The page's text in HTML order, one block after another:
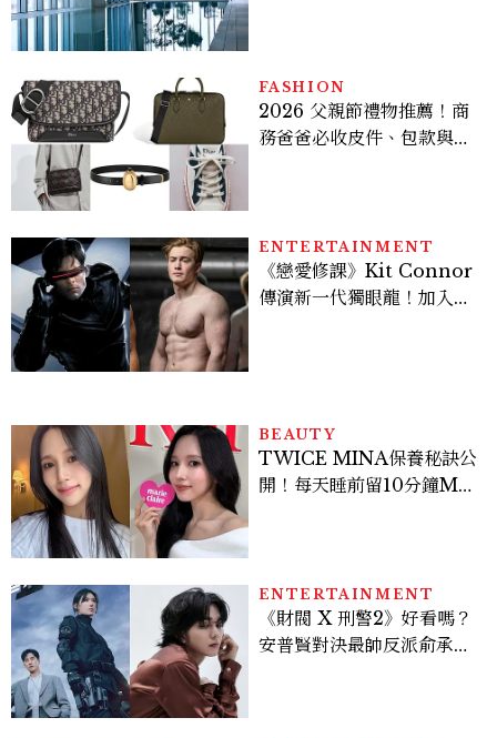
FASHION
2026 父親節禮物推薦！商
務爸爸必收皮件、包款與鞋
ENTERTAINMENT
《戀愛修課》Kit Connor
傳演新一代獨眼龍！加入新
BEAUTY
TWICE MINA保養秘訣公
開！每天睡前留10分鐘ME
ENTERTAINMENT
《財閥 X 刑警2》好看嗎？
安普賢對決最帥反派俞承